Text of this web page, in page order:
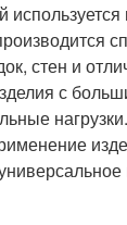
стен и
с